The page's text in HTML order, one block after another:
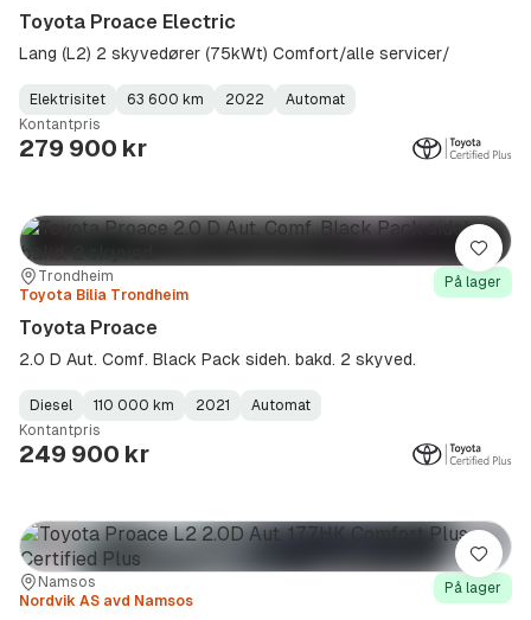
Toyota Proace Electric
Lang (L2) 2 skyvedører (75kWt) Comfort/alle servicer/
Fuel
Type:
Elektrisitet
Kilometerstand:
63 600 km
Model
Year:
2022
Gearbox
Type:
Automat
Kontantpris
279 900 kr
Sted:Trondheim
Forhandler:
Toyota Bilia Trondheim
På lager
Toyota Proace
2.0 D Aut. Comf. Black Pack sideh. bakd. 2 skyved.
Fuel
Type:
Diesel
Kilometerstand:
110 000 km
Model
Year:
2021
Gearbox
Type:
Automat
Kontantpris
249 900 kr
Lagre
Sted:Namsos
Forhandler:
Nordvik AS avd Namsos
På lager
Lagre